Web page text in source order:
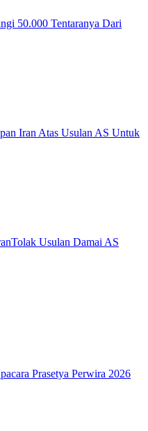
50.000 Tentaranya Dari
Iran Atas Usulan AS Untuk
Usulan Damai AS
Prasetya Perwira 2026